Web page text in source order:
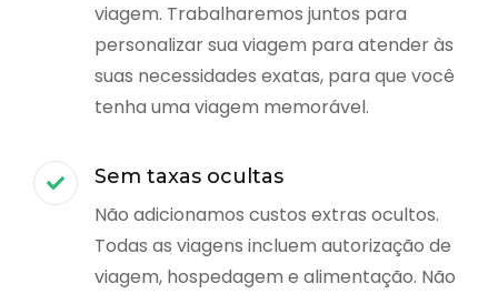
viagem. Trabalharemos juntos para
personalizar sua viagem para atender às
suas necessidades exatas, para que você
tenha uma viagem memorável.
Sem taxas ocultas
Não adicionamos custos extras ocultos.
Todas as viagens incluem autorização de
viagem, hospedagem e alimentação. Não